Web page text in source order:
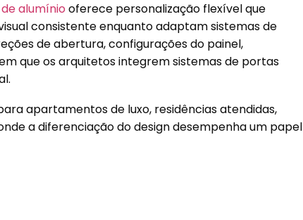
alumínio oferece personalização flexível que
consistente enquanto adaptam sistemas de
de abertura, configurações do painel,
que os arquitetos integrem sistemas de portas
apartamentos de luxo, residências atendidas,
a diferenciação do design desempenha um papel